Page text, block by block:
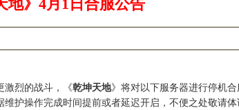
地》4月1日合服公告
烈的战斗，《乾坤天地》将对以下服务器进行停机
护操作完成时间提前或者延迟开启，不便之处敬请